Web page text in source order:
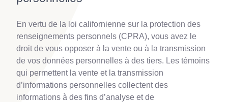
En vertu de la loi californienne sur la protection des
renseignements personnels (CPRA), vous avez le
droit de vous opposer à la vente ou à la transmission
de vos données personnelles à des tiers. Les témoins
qui permettent la vente et la transmission
d’informations personnelles collectent des
informations à des fins d’analyse et de